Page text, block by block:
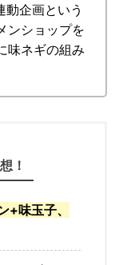
動企画という
ンショップを
味ネギの組み
！
+味玉子、